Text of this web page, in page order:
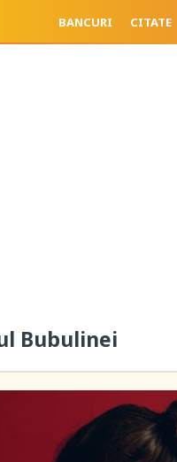
BANCURI CITATE
Bubulinei